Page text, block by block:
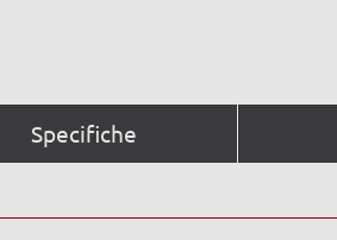
Specifiche